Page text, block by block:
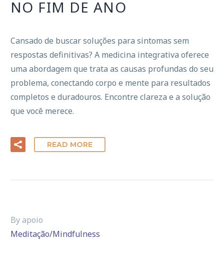
NO FIM DE ANO
Cansado de buscar soluções para sintomas sem
respostas definitivas? A medicina integrativa oferece
uma abordagem que trata as causas profundas do seu
problema, conectando corpo e mente para resultados
completos e duradouros. Encontre clareza e a solução
que você merece.
READ MORE
By apoio
Meditação/Mindfulness